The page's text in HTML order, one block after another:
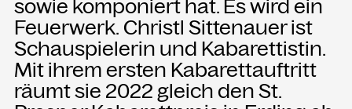
sowie komponiert hat. Es wird ein
Feuerwerk. Christl Sittenauer ist
Schauspielerin und Kabarettistin.
Mit ihrem ersten Kabarettauftritt
räumt sie 2022 gleich den St.